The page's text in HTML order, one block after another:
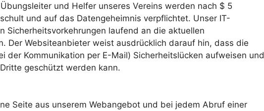
und Helfer unseres Vereins werden nach $ 5
und auf das Datengeheimnis verpflichtet. Unser IT-
Sicherheitsvorkehrungen laufend an die aktuellen
Der Websiteanbieter weist ausdrücklich darauf hin, dass die
der Kommunikation per E-Mail) Sicherheitslücken aufweisen und
geschützt werden kann.
Seite aus unserem Webangebot und bei jedem Abruf einer